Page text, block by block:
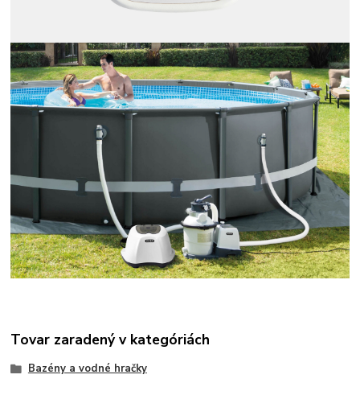
Tovar zaradený v kategóriách
Bazény a vodné hračky